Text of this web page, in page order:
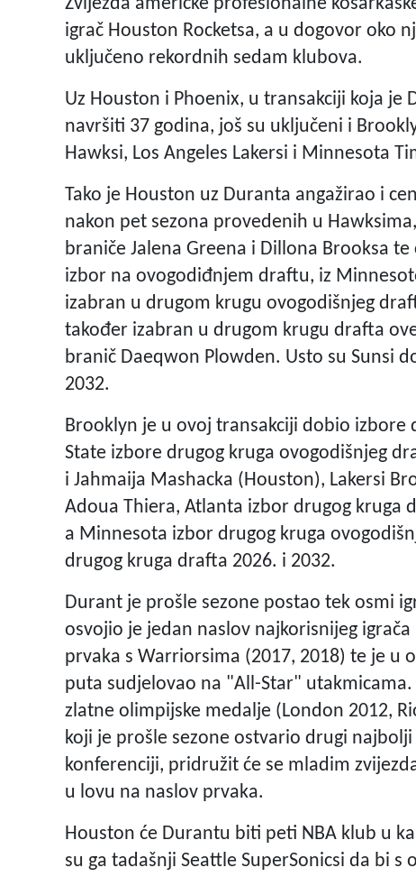
Zvijezda američke profesionalne
igrač Houston Rocketsa, a u dogovor oko
uključeno rekordnih sedam klubova.
Uz Houston i Phoenix, u transakciji koja je
navršiti 37 godina, još su uključeni i
Hawksi, Los Angeles Lakersi i Minnesota
Tako je Houston uz Duranta angažirao i
nakon pet sezona provedenih u
braniče Jalena Greena i Dillona Brooksa
izbor na ovogodiđnjem draftu, iz
izabran u drugom krugu ovogodišnjeg
također izabran u drugom krugu drafta
branič Daeqwon Plowden. Usto su Sunsi
2032.
Brooklyn je u ovoj transakciji dobio izbore
State izbore drugog kruga ovogodišnjeg
i Jahmaija Mashacka (Houston), Lakersi
Adoua Thiera, Atlanta izbor drugog kruga
a Minnesota izbor drugog kruga
drugog kruga drafta 2026. i 2032.
Durant je prošle sezone postao tek osmi
osvojio je jedan naslov najkorisnijeg
prvaka s Warriorsima (2017, 2018) te je u
puta sudjelovao na "All-Star"
zlatne olimpijske medalje (London 2012,
koji je prošle sezone ostvario drugi
konferenciji, pridružit će se mladim
u lovu na naslov prvaka.
Houston će Durantu biti peti NBA klub u
su ga tadašnji Seattle SuperSonicsi da bi